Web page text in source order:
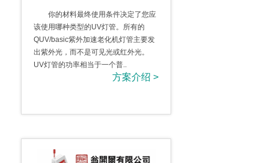
你的材料最终使用条件决定了您应
该使用哪种类型的UV灯管。所有的
QUV/basic紫外加速老化机灯管主要发
出紫外光，而不是可见光或红外光。
UV灯管的功率相当于一个普..
方案介绍 >